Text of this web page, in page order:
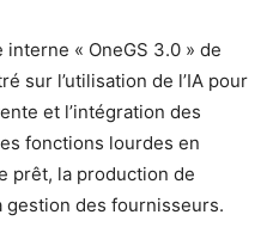
« OneGS 3.0 » de
sur l’utilisation de l’IA pour
et l’intégration des
fonctions lourdes en
prêt, la production de
des fournisseurs.